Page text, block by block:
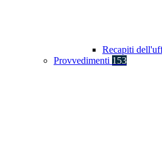
Recapiti
Provvedimenti 153